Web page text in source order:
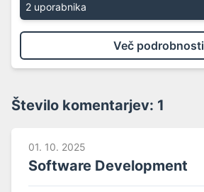
2 uporabnika
Več podrobnosti
Število komentarjev: 1
01. 10. 2025
Software Development